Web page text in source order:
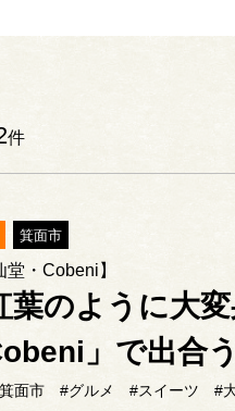
件
箕面市
堂・Cobeni】
葉のように大
」で出合
面市 #グルメ #スイーツ #